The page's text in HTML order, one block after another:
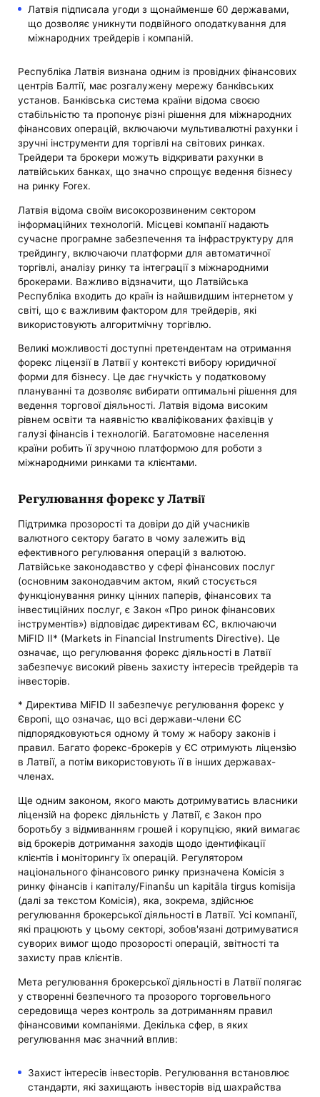
Латвія підписала угоди з щонайменше 60 державами,
що дозволяє уникнути подвійного оподаткування для
міжнародних трейдерів і компаній.
Республіка Латвія визнана одним із провідних фінансових
центрів Балтії, має розгалужену мережу банківських
установ. Банківська система країни відома своєю
стабільністю та пропонує різні рішення для міжнародних
фінансових операцій, включаючи мультивалютні рахунки і
зручні інструменти для торгівлі на світових ринках.
Трейдери та брокери можуть відкривати рахунки в
латвійських банках, що значно спрощує ведення бізнесу
на ринку Forex.
Латвія відома своїм високорозвиненим сектором
інформаційних технологій. Місцеві компанії надають
сучасне програмне забезпечення та інфраструктуру для
трейдингу, включаючи платформи для автоматичної
торгівлі, аналізу ринку та інтеграції з міжнародними
брокерами. Важливо відзначити, що Латвійська
Республіка входить до країн із найшвидшим інтернетом у
світі, що є важливим фактором для трейдерів, які
використовують алгоритмічну торгівлю.
Великі можливості доступні претендентам на отримання
форекс ліцензії в Латвії у контексті вибору юридичної
форми для бізнесу. Це дає гнучкість у податковому
плануванні та дозволяє вибирати оптимальні рішення для
ведення торгової діяльності. Латвія відома високим
рівнем освіти та наявністю кваліфікованих фахівців у
галузі фінансів і технологій. Багатомовне населення
країни робить її зручною платформою для роботи з
міжнародними ринками та клієнтами.
Регулювання форекс у Латвії
Підтримка прозорості та довіри до дій учасників
валютного сектору багато в чому залежить від
ефективного регулювання операцій з валютою.
Латвійське законодавство у сфері фінансових послуг
(основним законодавчим актом, який стосується
функціонування ринку цінних паперів, фінансових та
інвестиційних послуг, є Закон «Про ринок фінансових
інструментів») відповідає директивам ЄС, включаючи
MiFID II* (Markets in Financial Instruments Directive). Це
означає, що регулювання форекс діяльності в Латвії
забезпечує високий рівень захисту інтересів трейдерів та
інвесторів.
* Директива MiFID II забезпечує регулювання форекс у
Європі, що означає, що всі держави-члени ЄС
підпорядковуються одному й тому ж набору законів і
правил. Багато форекс-брокерів у ЄС отримують ліцензію
в Латвії, а потім використовують її в інших державах-
членах.
Ще одним законом, якого мають дотримуватись власники
ліцензій на форекс діяльність у Латвії, є Закон про
боротьбу з відмиванням грошей і корупцією, який вимагає
від брокерів дотримання заходів щодо ідентифікації
клієнтів і моніторингу їх операцій. Регулятором
національного фінансового ринку призначена Комісія з
ринку фінансів і капіталу/Finanšu un kapitāla tirgus komisija
(далі за текстом Комісія), яка, зокрема, здійснює
регулювання брокерської діяльності в Латвії. Усі компанії,
які працюють у цьому секторі, зобов'язані дотримуватися
суворих вимог щодо прозорості операцій, звітності та
захисту прав клієнтів.
Мета регулювання брокерської діяльності в Латвії полягає
у створенні безпечного та прозорого торговельного
середовища через контроль за дотриманням правил
фінансовими компаніями. Декілька сфер, в яких
регулювання має значний вплив:
Захист інтересів інвесторів. Регулювання встановлює
стандарти, які захищають інвесторів від шахрайства